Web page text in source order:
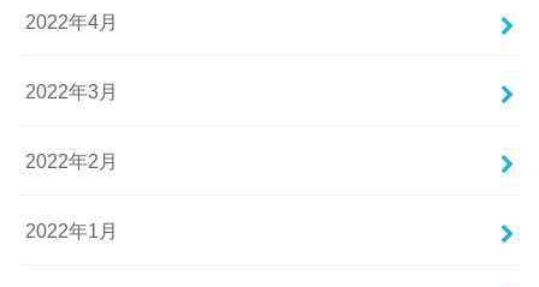
2022年4月
2022年3月
2022年2月
2022年1月